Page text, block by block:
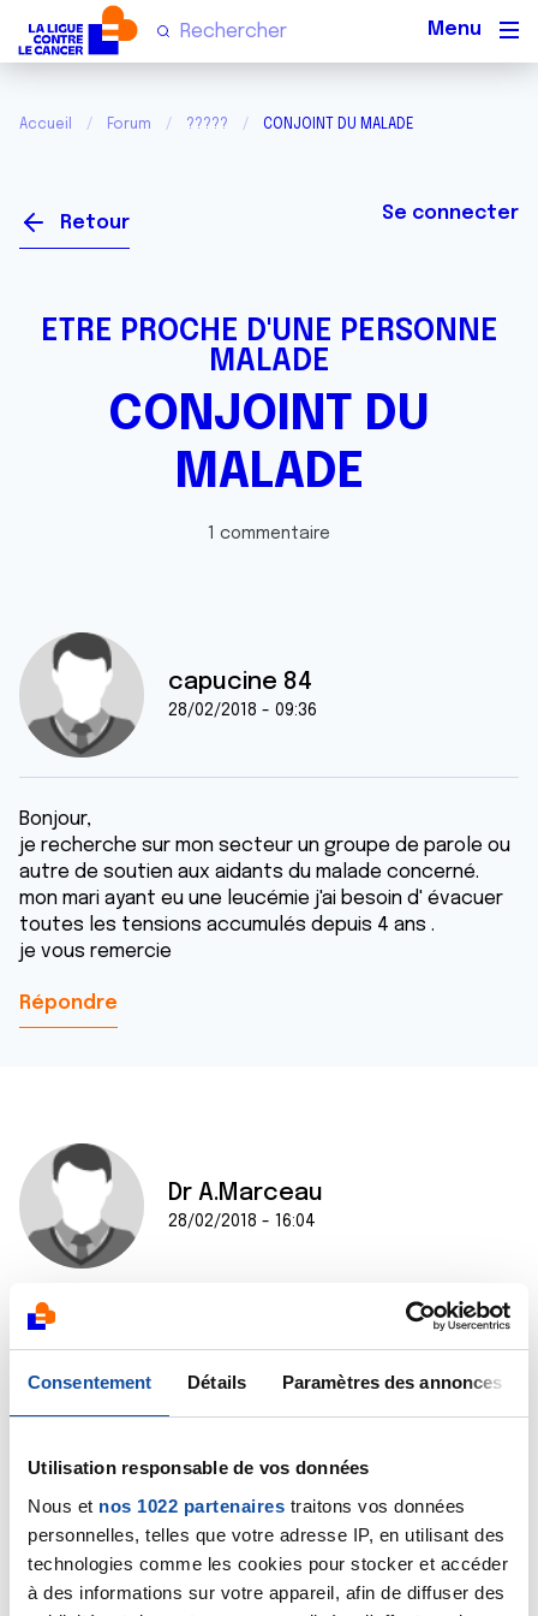
Consentement Détails Paramètres des annonces
Utilisation responsable de vos données
Nous et nos 1022 partenaires traitons vos données
personnelles, telles que votre adresse IP, en utilisant des
technologies comme les cookies pour stocker et accéder
à des informations sur votre appareil, afin de diffuser des
Accueil Forum ????? CONJOINT DU MALADE
Retour Se connecter
ETRE PROCHE D'UNE PERSONNE
MALADE
CONJOINT DU
MALADE
1 commentaire
capucine 84
28/02/2018 - 09:36
Bonjour,
je recherche sur mon secteur un groupe de parole ou
autre de soutien aux aidants du malade concerné.
mon mari ayant eu une leucémie j'ai besoin d' évacuer
toutes les tensions accumulés depuis 4 ans .
je vous remercie
Répondre
Dr A.Marceau
28/02/2018 - 16:04
Bonjour,
Pour cela, je vous recommande de vous mettre en
relation avec le comité de La Ligue se situant dans
paroles.
Dr A.Marceau
Citer